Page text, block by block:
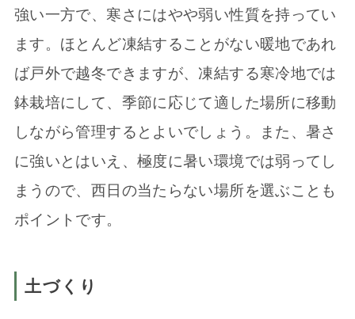
強い一方で、寒さにはやや弱い性質を持ってい
ます。ほとんど凍結することがない暖地であれ
ば戸外で越冬できますが、凍結する寒冷地では
鉢栽培にして、季節に応じて適した場所に移動
しながら管理するとよいでしょう。また、暑さ
に強いとはいえ、極度に暑い環境では弱ってし
まうので、西日の当たらない場所を選ぶことも
ポイントです。
土づくり